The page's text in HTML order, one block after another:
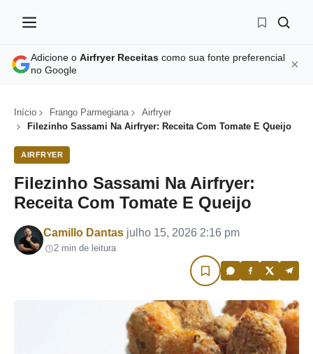
Adicione o Airfryer Receitas como sua fonte preferencial
no Google
Início Frango Parmegiana
Airfryer
Filezinho Sassami Na Airfryer: Receita Com Tomate E Queijo
AIRFRYER
Filezinho Sassami Na Airfryer:
Receita Com Tomate E Queijo
Por
Camillo Dantas julho 15, 2026 2:16 pm
2 min de leitura